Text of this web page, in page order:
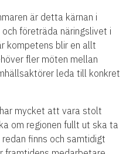
är detta kärnan i
företräda näringslivet i
kompetens blir en allt
fler möten mellan
leda till konkret
mycket att vara stolt
om regionen fullt ut ska ta
finns och samtidigt